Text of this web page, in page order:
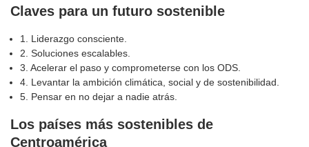
Claves para un futuro sostenible
1. Liderazgo consciente.
2. Soluciones escalables.
3. Acelerar el paso y comprometerse con los ODS.
4. Levantar la ambición climática, social y de sostenibilidad.
5. Pensar en no dejar a nadie atrás.
Los países más sostenibles de
Centroamérica